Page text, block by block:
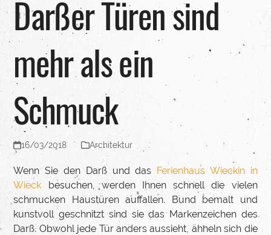
Darßer Türen sind
mehr als ein
Schmuck
16/03/2018 Architektur
Wenn Sie den Darß und das Ferienhaus Wieckin in
Wieck besuchen, werden Ihnen schnell die vielen
schmucken Haustüren auffallen. Bund bemalt und
kunstvoll geschnitzt sind sie das Markenzeichen des
Darß. Obwohl jede Tür anders aussieht, ähneln sich die